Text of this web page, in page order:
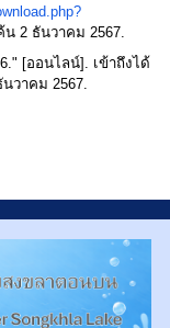
2 ธันวาคม 2567.
[ออนไลน์]. เข้าถึงได้
วาคม 2567.